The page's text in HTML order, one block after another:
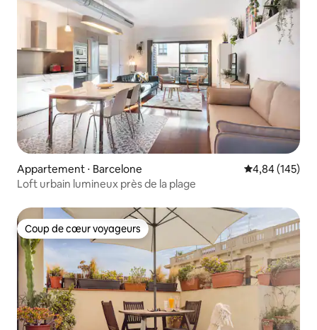
Appartement ⋅ Barcelone Évaluation
4,84 (145)
Loft urbain lumineux près de la plage
Coup de cœur voyageurs
Coup de cœur voyageurs